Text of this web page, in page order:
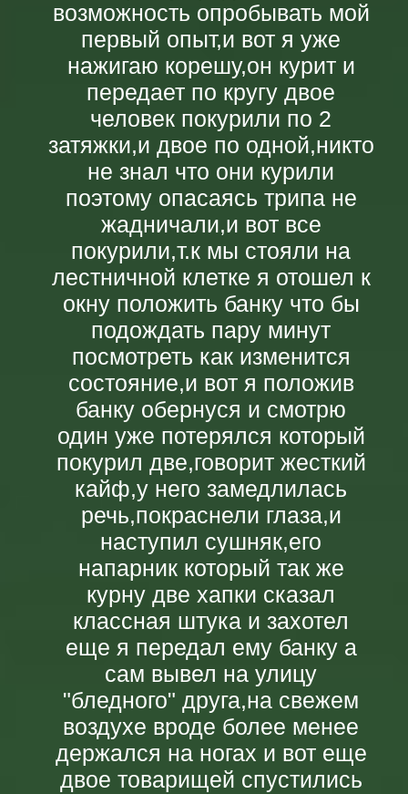
возможность опробывать мой
первый опыт,и вот я уже
нажигаю корешу,он курит и
передает по кругу двое
человек покурили по 2
затяжки,и двое по одной,никто
не знал что они курили
поэтому опасаясь трипа не
жадничали,и вот все
покурили,т.к мы стояли на
лестничной клетке я отошел к
окну положить банку что бы
подождать пару минут
посмотреть как изменится
состояние,и вот я положив
банку обернуся и смотрю
один уже потерялся который
покурил две,говорит жесткий
кайф,у него замедлилась
речь,покраснели глаза,и
наступил сушняк,его
напарник который так же
курну две хапки сказал
классная штука и захотел
еще я передал ему банку а
сам вывел на улицу
"бледного" друга,на свежем
воздухе вроде более менее
держался на ногах и вот еще
двое товарищей спустились